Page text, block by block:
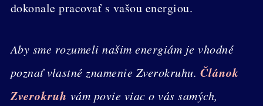
dokonale pracovať s vašou energiou.
Aby sme rozumeli našim energiám je vhodné
poznať vlastné znamenie Zverokruhu. Článok
Zverokruh vám povie viac o vás samých,